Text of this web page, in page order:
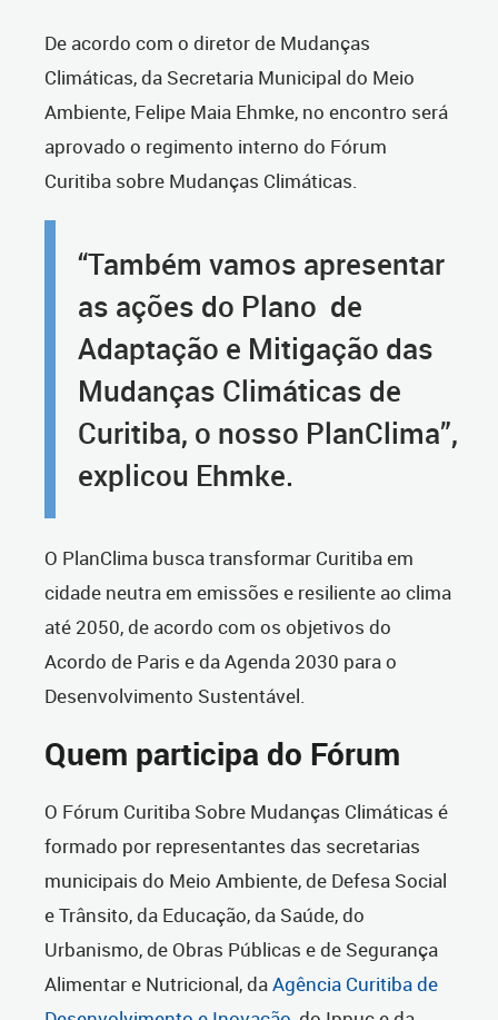
De acordo com o diretor de Mudanças
Climáticas, da Secretaria Municipal do Meio
Ambiente, Felipe Maia Ehmke, no encontro será
aprovado o regimento interno do Fórum
Curitiba sobre Mudanças Climáticas.
“Também vamos apresentar
as ações do Plano de
Adaptação e Mitigação das
Mudanças Climáticas de
Curitiba, o nosso PlanClima”,
explicou Ehmke.
O PlanClima busca transformar Curitiba em
cidade neutra em emissões e resiliente ao clima
até 2050, de acordo com os objetivos do
Acordo de Paris e da Agenda 2030 para o
Desenvolvimento Sustentável.
Quem participa do Fórum
O Fórum Curitiba Sobre Mudanças Climáticas é
formado por representantes das secretarias
municipais do Meio Ambiente, de Defesa Social
e Trânsito, da Educação, da Saúde, do
Urbanismo, de Obras Públicas e de Segurança
Alimentar e Nutricional, daAgência Curitiba de